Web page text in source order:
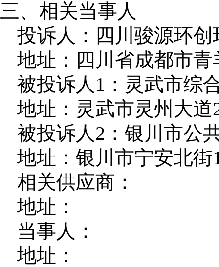
三、相关当事人
投诉人：四川骏源环
地址：四川省成都市青
被投诉人1：灵武市综
地址：灵武市灵州大道
被投诉人2：银川市公
地址：银川市宁安北街
相关供应商：
地址：
当事人：
地址：